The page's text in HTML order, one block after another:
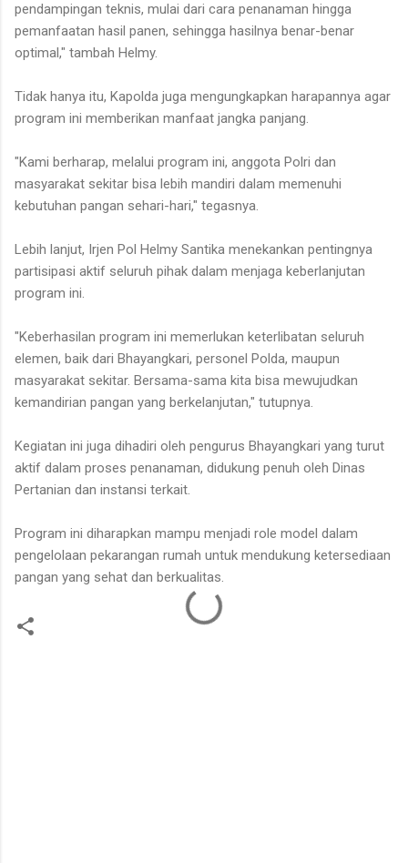
pendampingan teknis, mulai dari cara penanaman hingga
pemanfaatan hasil panen, sehingga hasilnya benar-benar
optimal," tambah Helmy.
Tidak hanya itu, Kapolda juga mengungkapkan harapannya agar
program ini memberikan manfaat jangka panjang.
"Kami berharap, melalui program ini, anggota Polri dan
masyarakat sekitar bisa lebih mandiri dalam memenuhi
kebutuhan pangan sehari-hari," tegasnya.
Lebih lanjut, Irjen Pol Helmy Santika menekankan pentingnya
partisipasi aktif seluruh pihak dalam menjaga keberlanjutan
program ini.
"Keberhasilan program ini memerlukan keterlibatan seluruh
elemen, baik dari Bhayangkari, personel Polda, maupun
masyarakat sekitar. Bersama-sama kita bisa mewujudkan
kemandirian pangan yang berkelanjutan," tutupnya.
Kegiatan ini juga dihadiri oleh pengurus Bhayangkari yang turut
aktif dalam proses penanaman, didukung penuh oleh Dinas
Pertanian dan instansi terkait.
Program ini diharapkan mampu menjadi role model dalam
pengelolaan pekarangan rumah untuk mendukung ketersediaan
pangan yang sehat dan berkualitas.